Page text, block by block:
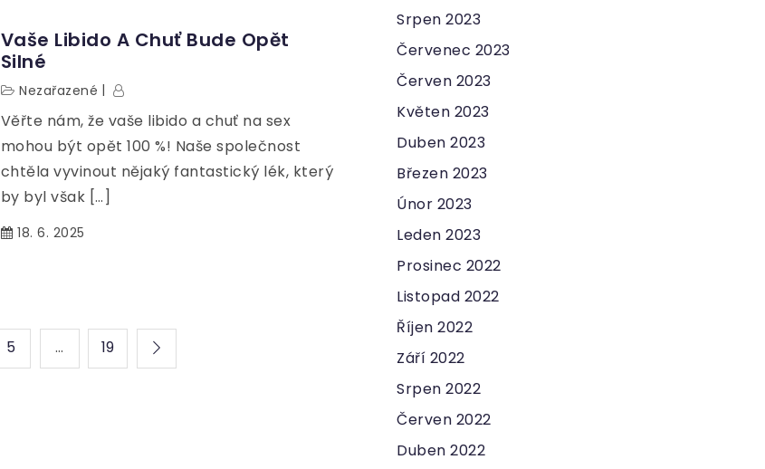
Vaše Libido A Chuť Bude Opět
Silné
Nezařazené
Věřte nám, že vaše libido a chuť na sex
mohou být opět 100 %! Naše společnost
chtěla vyvinout nějaký fantastický lék, který
by byl však […]
18. 6. 2025
5 … 19
Srpen 2023
Červenec 2023
Červen 2023
Květen 2023
Duben 2023
Březen 2023
Únor 2023
Leden 2023
Prosinec 2022
Listopad 2022
Říjen 2022
Září 2022
Srpen 2022
Červen 2022
Duben 2022